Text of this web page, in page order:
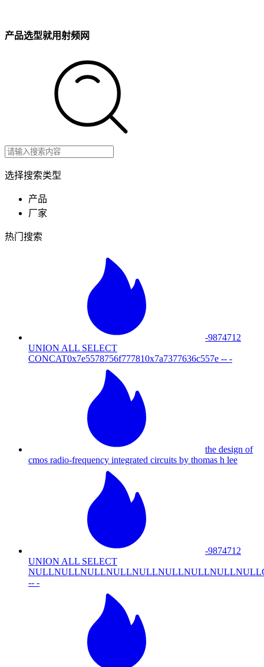
产品选型就用射频网
选择搜索类型
产品
厂家
热门搜索
-9874712
UNION ALL SELECT
CONCAT0x7e5578756f777810x7a7377636c557e -- -
the design of
cmos radio-frequency integrated circuits by thomas h lee
-9874712
UNION ALL SELECT
-- -